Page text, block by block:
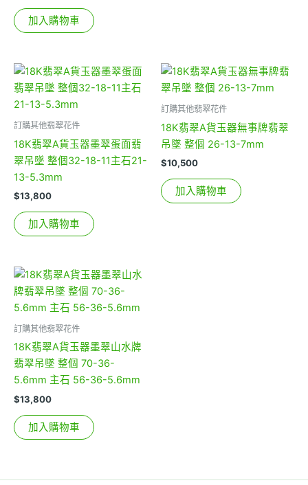
加入購物車
訂購其他翡翠花件
18K翡翠A貨玉器墨翠蛋面翡
翠吊墜 整個32-18-11主石21-
13-5.3mm
$13,800
加入購物車
訂購其他翡翠花件
18K翡翠A貨玉器無事牌翡翠
吊墜 整個 26-13-7mm
$10,500
加入購物車
訂購其他翡翠花件
18K翡翠A貨玉器墨翠山水牌
翡翠吊墜 整個 70-36-
5.6mm 主石 56-36-5.6mm
$13,800
加入購物車